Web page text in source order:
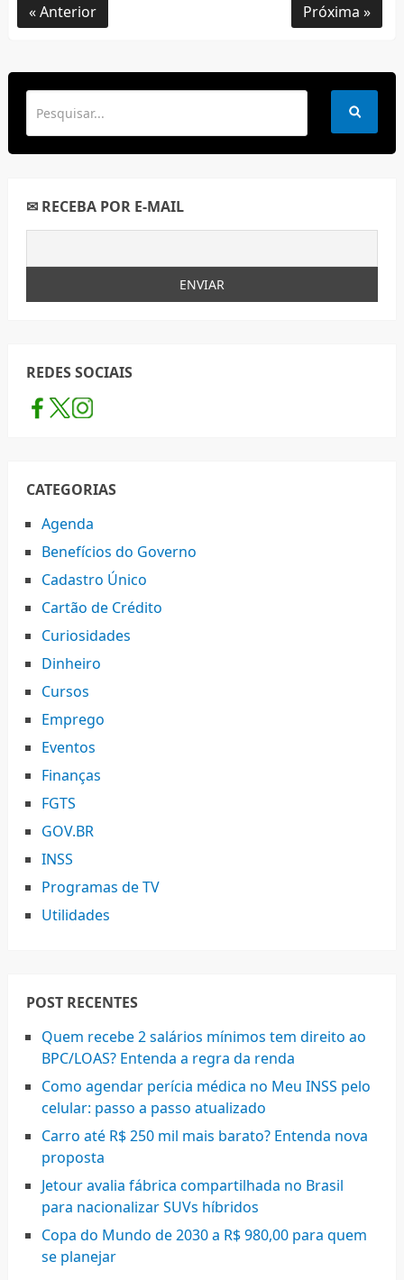
Anterior Próxima
✉ RECEBA POR E-MAIL
REDES SOCIAIS
CATEGORIAS
Agenda
Benefícios do Governo
Cadastro Único
Cartão de Crédito
Curiosidades
Dinheiro
Cursos
Emprego
Eventos
Finanças
FGTS
GOV.BR
INSS
Programas de TV
Utilidades
POST RECENTES
Quem recebe 2 salários mínimos tem direito ao
BPC/LOAS? Entenda a regra da renda
Como agendar perícia médica no Meu INSS pelo
celular: passo a passo atualizado
Carro até R$ 250 mil mais barato? Entenda nova
proposta
Jetour avalia fábrica compartilhada no Brasil
para nacionalizar SUVs híbridos
Copa do Mundo de 2030 a R$ 980,00 para quem
se planejar